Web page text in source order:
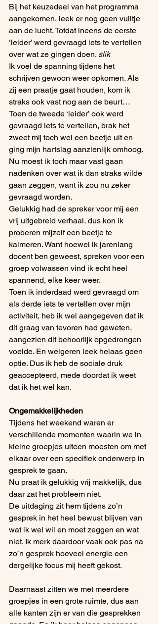
Bij het keuzedeel van het programma
aangekomen, leek er nog geen vuiltje
aan de lucht. Totdat ineens de eerste
‘leider’ werd gevraagd iets te vertellen
over wat ze gingen doen. slik
Ik voel de spanning tijdens het
schrijven gewoon weer opkomen. Als
zij een praatje gaat houden, kom ik
straks ook vast nog aan de beurt…
Toen de tweede ‘leider’ ook werd
gevraagd iets te vertellen, brak het
zweet mij toch wel een beetje uit en
ging mijn hartslag aanzienlijk omhoog.
Nu moest ik toch maar vast gaan
nadenken over wat ik dan straks wilde
gaan zeggen, want ik zou nu zeker
gevraagd worden.
Gelukkig had de spreker voor mij een
vrij uitgebreid verhaal, dus kon ik
proberen mijzelf een beetje te
kalmeren. Want hoewel ik jarenlang
docent ben geweest, spreken voor een
groep volwassen vind ik echt heel
spannend, elke keer weer.
Toen ik inderdaad werd gevraagd om
als derde iets te vertellen over mijn
activiteit, heb ik wel aangegeven dat ik
dit graag van tevoren had geweten,
aangezien dit behoorlijk opgedrongen
voelde. En weigeren leek helaas geen
optie. Dus ik heb de sociale druk
geaccepteerd, mede doordat ik weet
dat ik het wel kan.
Ongemakkelijkheden
Tijdens het weekend waren er
verschillende momenten waarin we in
kleine groepjes uiteen moesten om met
elkaar over een specifiek onderwerp in
gesprek te gaan.
Nu praat ik gelukkig vrij makkelijk, dus
daar zat het probleem niet.
De uitdaging zit hem tijdens zo’n
gesprek in het heel bewust blijven van
wat ik wel wil en moet zeggen en wat
niet. Ik merk daardoor vaak ook pas na
zo’n gesprek hoeveel energie een
dergelijke focus mij heeft gekost.
Daarnaast zitten we met meerdere
groepjes in een grote ruimte, dus aan
alle kanten zijn er van die gesprekken